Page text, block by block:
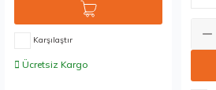
Karşılaştır
Ücretsiz Kargo